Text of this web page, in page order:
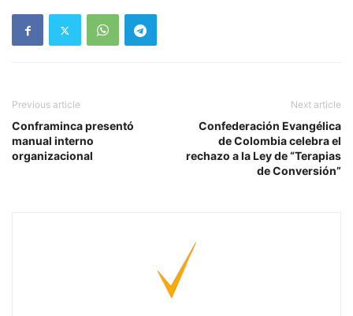
Previous article
Conframinca presentó
manual interno
organizacional
Next article
Confederación Evangélica
de Colombia celebra el
rechazo a la Ley de “Terapias
de Conversión”